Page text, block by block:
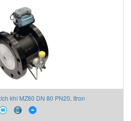
khí MZ80 DN 80 PN20, Itron